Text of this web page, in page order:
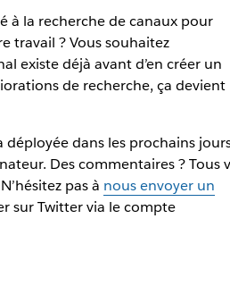
à la recherche de canaux pour
travail ? Vous souhaitez
existe déjà avant d’en créer un
de recherche, ça devient
déployée dans les prochains
Des commentaires ? Tous
pas à nous envoyer un
sur Twitter via le compte